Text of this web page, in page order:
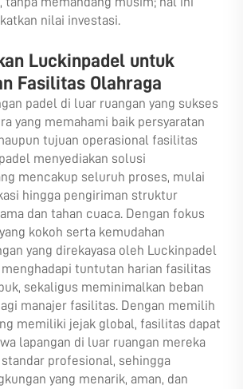
nilai investasi.
Luckinpadel untuk
Fasilitas Olahraga
padel di luar ruangan yang sukses
yang memahami baik persyaratan
tujuan operasional fasilitas
menyediakan solusi
mencakup seluruh proses, mulai
hingga pengiriman struktur
dan tahan cuaca. Dengan fokus
kokoh serta kemudahan
yang direkayasa oleh Luckinpadel
tuntutan harian fasilitas
sekaligus meminimalkan beban
manajer fasilitas. Dengan memilih
memiliki jejak global, fasilitas dapat
lapangan di luar ruangan mereka
profesional, sehingga
yang menarik, aman, dan